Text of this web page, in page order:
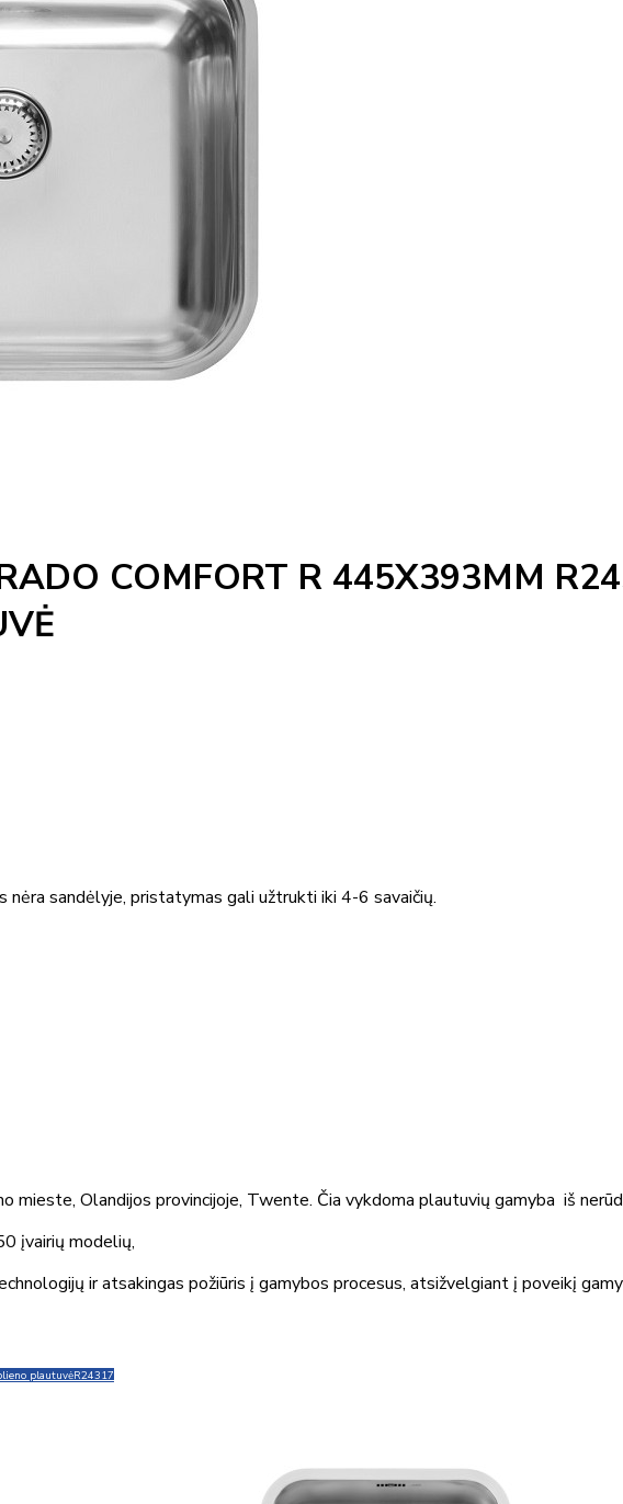
COMFORT R 445X393MM
nėra sandėlyje, pristatymas gali užtrukti iki 4-6 savaičių.
mieste, Olandijos provincijoje, Twente. Čia vykdoma plautuvių gamyba iš
įvairių modelių,
ir atsakingas požiūris į gamybos procesus, atsižvelgiant į poveikį
plautuvėR24317